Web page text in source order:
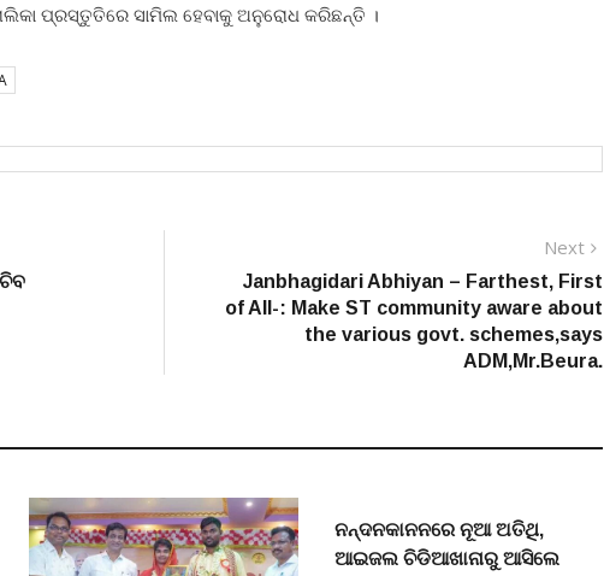
ପ୍ରସ୍ତୁତିରେ ସାମିଲ ହେବାକୁ ଅନୁରୋଧ କରିଛନ୍ତି ।
Next
Janbhagidari Abhiyan – Farthest, First
of All-: Make ST community aware about
the various govt. schemes,says
ADM,Mr.Beura.
ନନ୍ଦନକାନନରେ ନୂଆ ଅତିଥି,
ଆଇଜଲ ଚିଡିଆଖାନାରୁ ଆସିଲେ